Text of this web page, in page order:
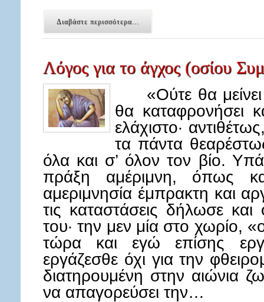
Διαβάστε περισσότερα...
Λόγος για το άγχος (οσίου
«Ούτε θα μείνει
θα καταφρονήσει
ελάχιστο·
τα πάντα
όλα και σ’ όλον τον βίο.
πράξη αμέριμνη, όπως
αμεριμνησία έμπρακτη και
τις καταστάσεις δήλωσε
του· την μεν μία στο χωρίο,
τώρα και εγώ επίσης
εργάζεσθε όχι για την
διατηρουμένη στην αιώνια
να απαγορεύσει την…